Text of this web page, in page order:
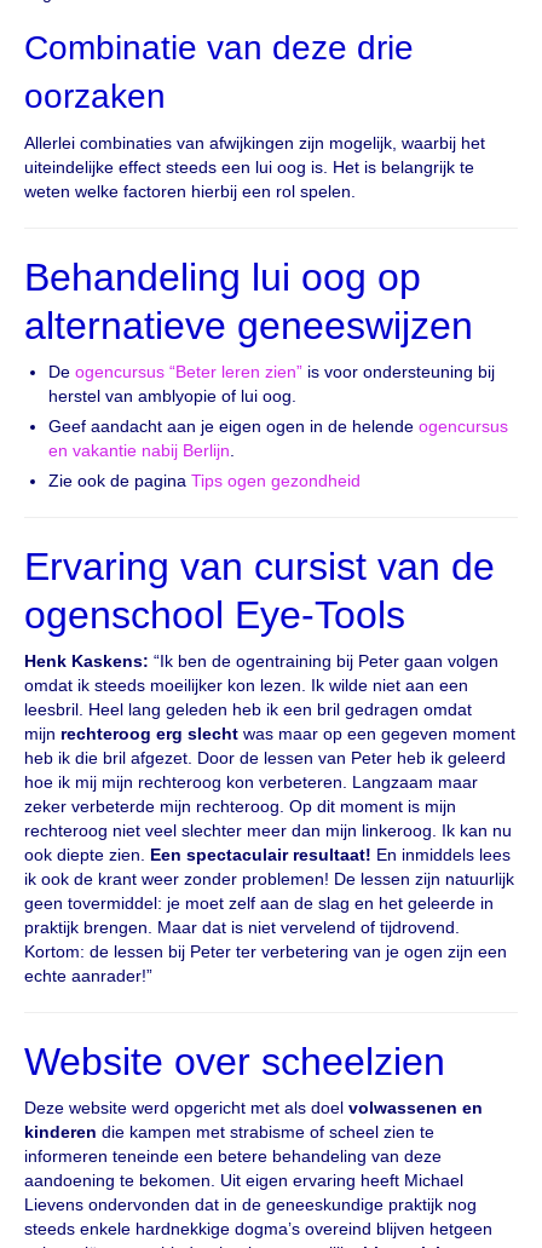
Combinatie van deze drie
oorzaken
Allerlei combinaties van afwijkingen zijn mogelijk, waarbij het
uiteindelijke effect steeds een lui oog is. Het is belangrijk te
weten welke factoren hierbij een rol spelen.
Behandeling lui oog op
alternatieve geneeswijzen
De ogencursus “Beter leren zien” is voor ondersteuning bij
herstel van amblyopie of lui oog.
Geef aandacht aan je eigen ogen in de helende ogencursus
en vakantie nabij Berlijn
Zie ook de pagina Tips ogen gezondheid
Ervaring van cursist van de
ogenschool Eye-Tools
Henk Kaskens: “Ik ben de ogentraining bij Peter gaan volgen
omdat ik steeds moeilijker kon lezen. Ik wilde niet aan een
leesbril. Heel lang geleden heb ik een bril gedragen omdat
mijn rechteroog erg slecht was maar op een gegeven moment
heb ik die bril afgezet. Door de lessen van Peter heb ik geleerd
hoe ik mij mijn rechteroog kon verbeteren. Langzaam maar
zeker verbeterde mijn rechteroog. Op dit moment is mijn
rechteroog niet veel slechter meer dan mijn linkeroog. Ik kan nu
ook diepte zien. Een spectaculair resultaat! En inmiddels lees
ik ook de krant weer zonder problemen! De lessen zijn natuurlijk
geen tovermiddel: je moet zelf aan de slag en het geleerde in
praktijk brengen. Maar dat is niet vervelend of tijdrovend.
Kortom: de lessen bij Peter ter verbetering van je ogen zijn een
echte aanrader!”
Website over scheelzien
Deze website werd opgericht met als doel volwassenen en
kinderen die kampen met strabisme of scheel zien te
informeren teneinde een betere behandeling van deze
aandoening te bekomen. Uit eigen ervaring heeft Michael
Lievens ondervonden dat in de geneeskundige praktijk nog
steeds enkele hardnekkige dogma’s overeind blijven hetgeen